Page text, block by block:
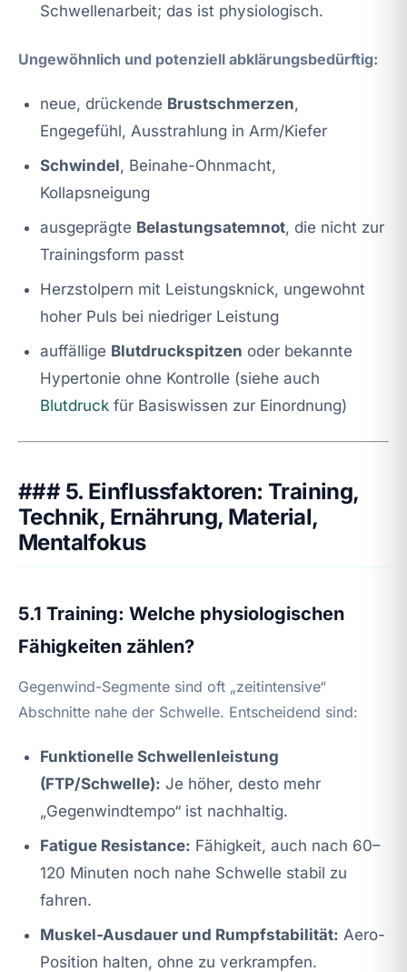
Schwellenarbeit; das ist physiologisch.
Ungewöhnlich und potenziell abklärungsbedürftig:
neue, drückende Brustschmerzen,
Engegefühl, Ausstrahlung in Arm/Kiefer
Schwindel, Beinahe-Ohnmacht,
Kollapsneigung
ausgeprägte Belastungsatemnot, die nicht zur
Trainingsform passt
Herzstolpern mit Leistungsknick, ungewohnt
hoher Puls bei niedriger Leistung
auffällige Blutdruckspitzen oder bekannte
Hypertonie ohne Kontrolle (siehe auch
Blutdruck für Basiswissen zur Einordnung)
### 5. Einflussfaktoren: Training,
Technik, Ernährung, Material,
Mentalfokus
5.1 Training: Welche physiologischen
Fähigkeiten zählen?
Gegenwind-Segmente sind oft „zeitintensive“
Abschnitte nahe der Schwelle. Entscheidend sind:
Funktionelle Schwellenleistung
(FTP/Schwelle): Je höher, desto mehr
„Gegenwindtempo“ ist nachhaltig.
Fatigue Resistance: Fähigkeit, auch nach 60–
120 Minuten noch nahe Schwelle stabil zu
fahren.
Muskel-Ausdauer und Rumpfstabilität: Aero-
Position halten, ohne zu verkrampfen.